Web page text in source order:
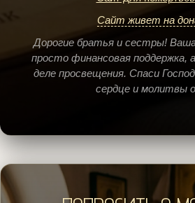
Сайт живет на
Дорогие братья и сестры!
просто финансовая поддержка,
деле просвещения. Спаси
сердце и молитвы